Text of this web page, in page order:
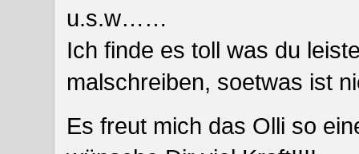
u.s.w……
Ich finde es toll was du
malschreiben, soetwas ist
Es freut mich das Olli so